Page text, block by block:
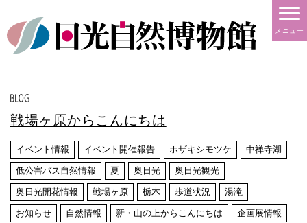
メニュー
戦場ヶ原からこんにちは
イベント情報 イベント開催報告 ホザキシモツケ 中禅寺湖
低公害バス自然情報 夏 奥日光 奥日光観光
奥日光開花情報 戦場ヶ原 栃木 歩道状況 湯滝
お知らせ 自然情報 新・山の上からこんにちは 企画展情報